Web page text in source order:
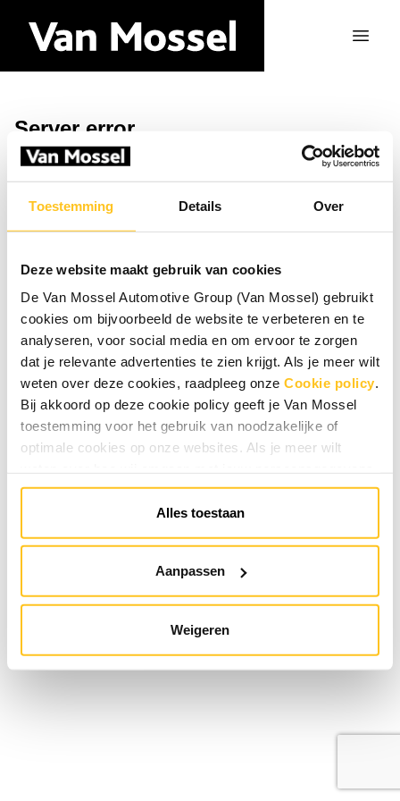
Toestemming Details Over
Deze website maakt gebruik van cookies
De Van Mossel Automotive Group (Van Mossel) gebruikt
cookies om bijvoorbeeld de website te verbeteren en te
analyseren, voor social media en om ervoor te zorgen
dat je relevante advertenties te zien krijgt. Als je meer wilt
weten over deze cookies, raadpleeg onze Cookie policy.
Bij akkoord op deze cookie policy geeft je Van Mossel
toestemming voor het gebruik van noodzakelijke of
optimale cookies op onze websites. Als je meer wilt
raadpleeg onzePrivacyverklaring. Je kunt de cookie
instellingen te allen tijde aanpassen via de link onderaan
de website.
Alles toestaan
Aanpassen
Weigeren
Server error